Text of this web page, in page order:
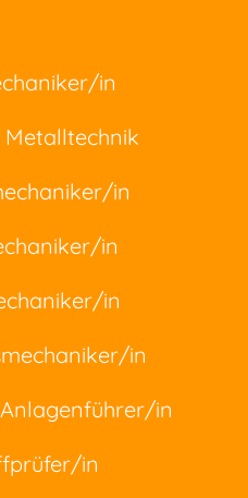
in
in
in
in
in
in
in